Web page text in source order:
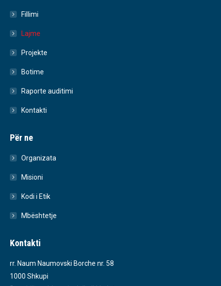
Fillimi
Lajme
Projekte
Botime
Raporte auditimi
Kontakti
Për ne
Organizata
Misioni
Kodi i Etik
Mbështetje
Kontakti
rr. Naum Naumovski Borche nr. 58
1000 Shkupi